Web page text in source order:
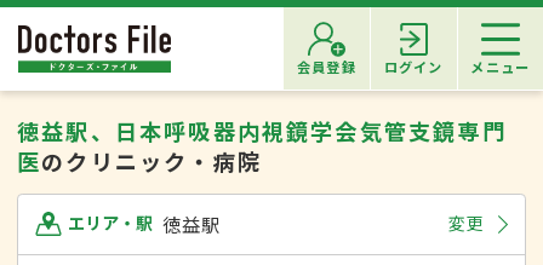
会員登録 ログイン メニュー
徳益駅、日本呼吸器内視鏡学会気管支鏡専門
医のクリニック・病院
エリア・駅 徳益駅 変更